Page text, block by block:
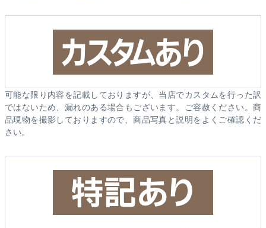
可能な限り内容を記載しておりますが、当店でカスタムを行った訳
ではないため、漏れのある場合もございます。ご容赦ください。商
品現物を撮影しておりますので、商品写真と説明をよくご確認くだ
さい。